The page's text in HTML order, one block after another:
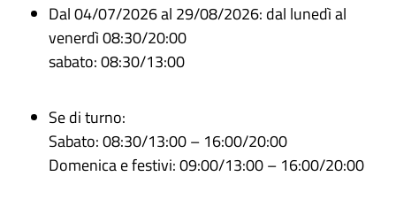
Dal 04/07/2026 al 29/08/2026: dal lunedì al
venerdì 08:30/20:00
sabato: 08:30/13:00
Se di turno:
Sabato: 08:30/13:00 – 16:00/20:00
Domenica e festivi: 09:00/13:00 – 16:00/20:00